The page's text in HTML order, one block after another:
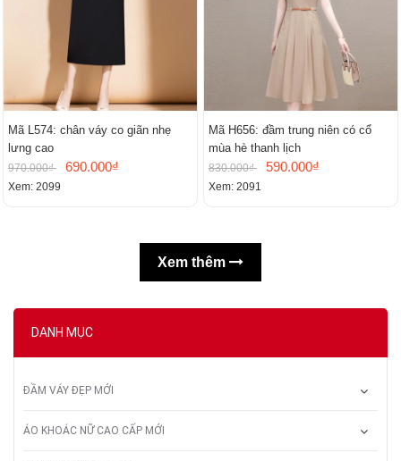
DANH MỤC
ĐẦM VÁY ĐẸP MỚI
ÁO KHOÁC NỮ CAO CẤP MỚI
Mã L574: chân váy co giãn nhẹ
lưng cao
970.000₫ 690.000₫
Xem: 2099
Mã H656: đầm trung niên có cổ
mùa hè thanh lịch
830.000₫ 590.000₫
Xem: 2091
Xem thêm